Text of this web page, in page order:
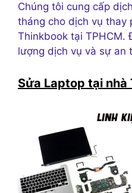
Chúng tôi cung cấp
tháng cho dịch vụ thay
Thinkbook tại TPHCM.
lượng dịch vụ và sự an
Sửa Laptop tại nhà